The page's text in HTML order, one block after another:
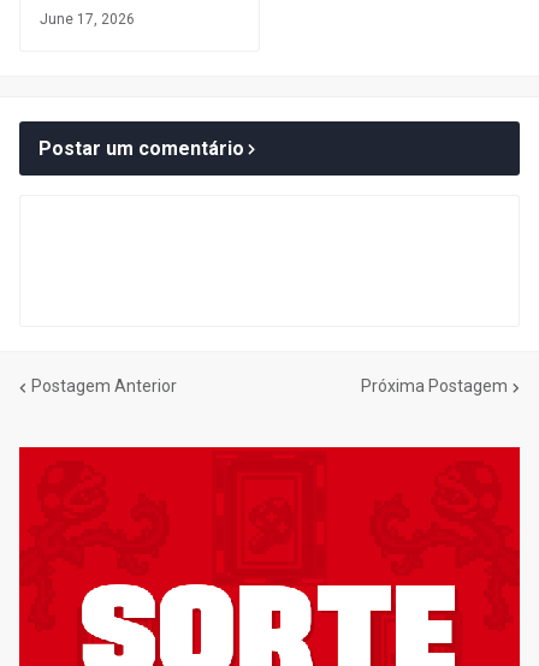
June 17, 2026
Postar um comentário
Postagem Anterior Próxima Postagem